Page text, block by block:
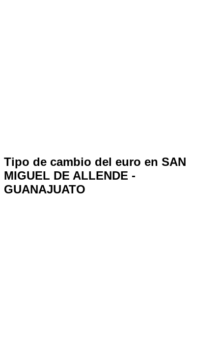
Tipo de cambio del euro en SAN
MIGUEL DE ALLENDE -
GUANAJUATO